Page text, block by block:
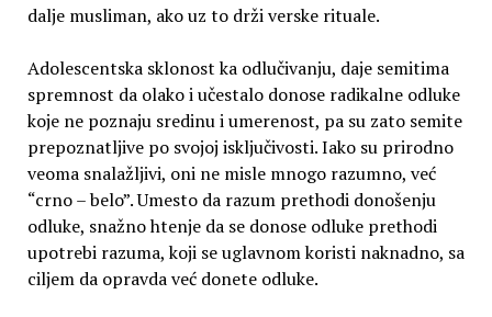
dalje musliman, ako uz to drži verske rituale.
Adolescentska sklonost ka odlučivanju, daje semitima
spremnost da olako i učestalo donose radikalne odluke
koje ne poznaju sredinu i umerenost, pa su zato semite
prepoznatljive po svojoj isključivosti. Iako su prirodno
veoma snalažljivi, oni ne misle mnogo razumno, već
“crno – belo”. Umesto da razum prethodi donošenju
odluke, snažno htenje da se donose odluke prethodi
upotrebi razuma, koji se uglavnom koristi naknadno, sa
ciljem da opravda već donete odluke.